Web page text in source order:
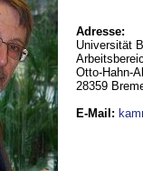
Adresse:
Universität
Otto-Hahn-
28359
E-Mail :